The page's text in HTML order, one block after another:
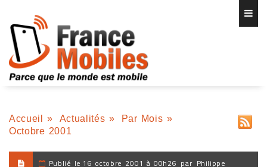
Accueil » Actualités » Par Mois »
Octobre 2001
Publié le 16 octobre 2001 à 00h26 par Philippe